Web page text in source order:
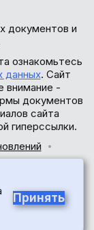
документов и
ознакомьтесь
данных. Сайт
внимание -
документов
сайта
гиперссылки.
Принять